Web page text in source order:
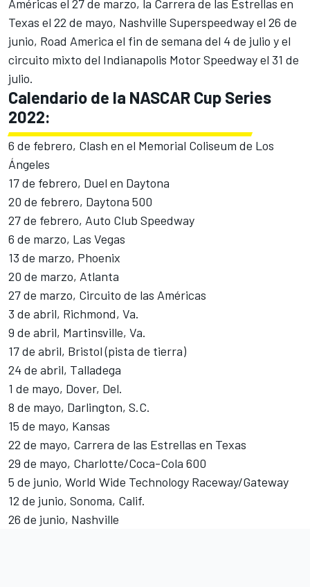
Américas el 27 de marzo, la Carrera de las Estrellas en
Texas el 22 de mayo, Nashville Superspeedway el 26 de
junio, Road America el fin de semana del 4 de julio y el
circuito mixto del Indianapolis Motor Speedway el 31 de
julio.
Calendario de la NASCAR Cup Series
2022:
6 de febrero, Clash en el Memorial Coliseum de Los
Ángeles
17 de febrero, Duel en Daytona
20 de febrero, Daytona 500
27 de febrero, Auto Club Speedway
6 de marzo, Las Vegas
13 de marzo, Phoenix
20 de marzo, Atlanta
27 de marzo, Circuito de las Américas
3 de abril, Richmond, Va.
9 de abril, Martinsville, Va.
17 de abril, Bristol (pista de tierra)
24 de abril, Talladega
1 de mayo, Dover, Del.
8 de mayo, Darlington, S.C.
15 de mayo, Kansas
22 de mayo, Carrera de las Estrellas en Texas
29 de mayo, Charlotte/Coca-Cola 600
5 de junio, World Wide Technology Raceway/Gateway
12 de junio, Sonoma, Calif.
26 de junio, Nashville